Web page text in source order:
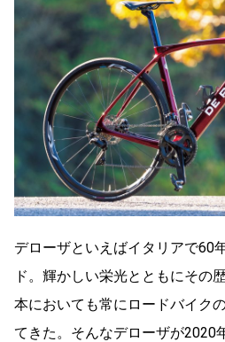
デローザといえばイタリアで60
ド。輝かしい栄光とともにその
本においても常にロードバイク
てきた。そんなデローザが2020